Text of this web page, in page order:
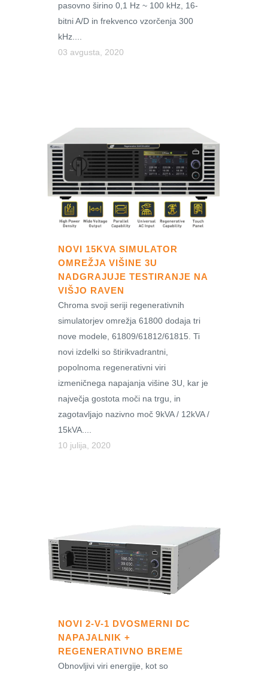
pasovno širino 0,1 Hz ~ 100 kHz, 16-
bitni A/D in frekvenco vzorčenja 300
kHz....
03 avgusta, 2020
NOVI 15KVA SIMULATOR
OMREŽJA VIŠINE 3U
NADGRAJUJE TESTIRANJE NA
VIŠJO RAVEN
Chroma svoji seriji regenerativnih
simulatorjev omrežja 61800 dodaja tri
nove modele, 61809/61812/61815. Ti
novi izdelki so štirikvadrantni,
popolnoma regenerativni viri
izmeničnega napajanja višine 3U, kar je
največja gostota moči na trgu, in
zagotavljajo nazivno moč 9kVA / 12kVA /
15kVA....
10 julija, 2020
NOVI 2-V-1 DVOSMERNI DC
NAPAJALNIK +
REGENERATIVNO BREME
Obnovljivi viri energije, kot so